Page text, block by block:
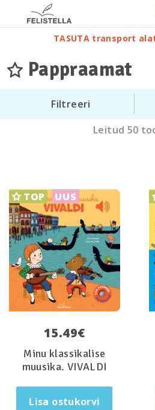
TASUTA transport
Pappraamat
Filtreeri
Leitud 50
TOP UUS
15.49€
Minu klassikalise
muusika. VIVALDI
Lisa ostukorvi